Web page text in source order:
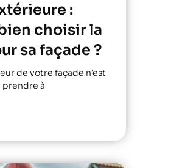
:
choisir la
sa façade ?
de votre façade n’est
prendre à